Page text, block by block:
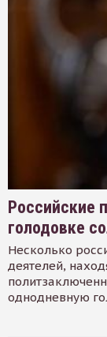
Российские
голодовке
Несколько
деятелей,
однодневную